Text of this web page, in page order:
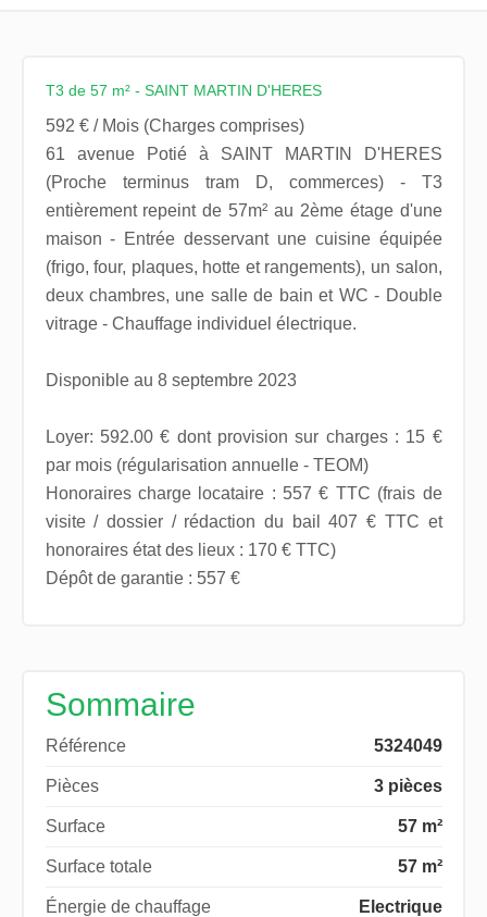
T3 de 57 m² - SAINT MARTIN D'HERES
592 € / Mois (Charges comprises)
61 avenue Potié à SAINT MARTIN D'HERES
(Proche terminus tram D, commerces) - T3
entièrement repeint de 57m² au 2ème étage d'une
maison - Entrée desservant une cuisine équipée
(frigo, four, plaques, hotte et rangements), un salon,
deux chambres, une salle de bain et WC - Double
vitrage - Chauffage individuel électrique.
Disponible au 8 septembre 2023
Loyer: 592.00 € dont provision sur charges : 15 €
par mois (régularisation annuelle - TEOM)
Honoraires charge locataire : 557 € TTC (frais de
visite / dossier / rédaction du bail 407 € TTC et
honoraires état des lieux : 170 € TTC)
Dépôt de garantie : 557 €
Sommaire
Référence 5324049
Pièces 3 pièces
Surface 57 m²
Surface totale 57 m²
Énergie de chauffage Electrique